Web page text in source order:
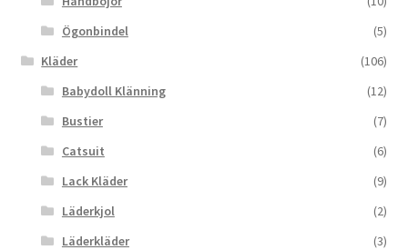
Ögonbindel
(5)
Kläder
(106)
Babydoll Klänning
(12)
Bustier
(7)
Catsuit
(6)
Lack Kläder
(9)
Läderkjol
(2)
Läderkläder
(3)